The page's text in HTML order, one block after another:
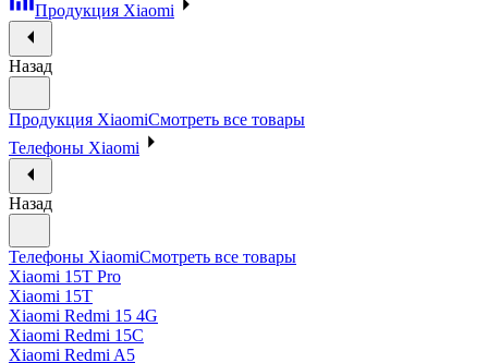
Продукция Xiaomi
Назад
Продукция XiaomiСмотреть все товары
Телефоны Xiaomi
Назад
Телефоны XiaomiСмотреть все товары
Xiaomi 15T Pro
Xiaomi 15T
Xiaomi Redmi 15 4G
Xiaomi Redmi 15C
Xiaomi Redmi A5